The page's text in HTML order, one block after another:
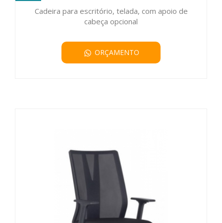
Cadeira para escritório, telada, com apoio de
cabeça opcional
ORÇAMENTO